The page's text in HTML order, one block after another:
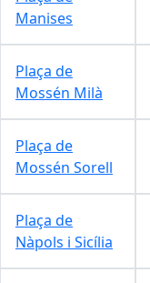
Manises
Plaça de
Mossén Milà
Plaça de
Mossén Sorell
Plaça de
Nàpols i Sicília